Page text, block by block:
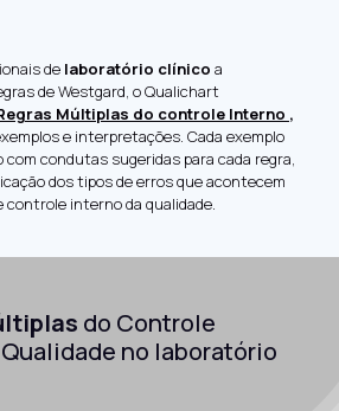
de laboratório clínico a
de Westgard, o Qualichart
Múltiplas do controle Interno ,
e interpretações. Cada exemplo
condutas sugeridas para cada regra,
dos tipos de erros que acontecem
controle interno da qualidade.
do Controle
no laboratório